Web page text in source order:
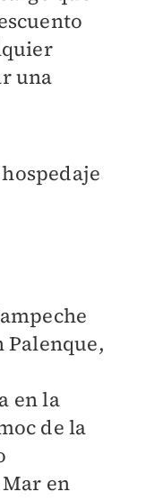
una
Palenque,
en la
de la
en